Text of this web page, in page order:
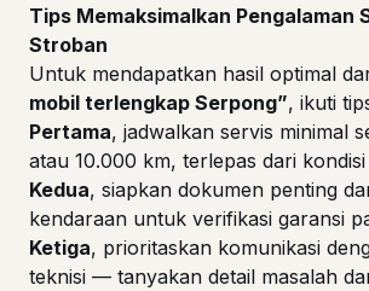
Tips Memaksimalkan Pengalaman
Stroban
Untuk mendapatkan hasil optimal
mobil terlengkap Serpong”, ikuti
Pertama, jadwalkan servis minimal
atau 10.000 km, terlepas dari
Kedua, siapkan dokumen penting
kendaraan untuk verifikasi garansi
Ketiga, prioritaskan komunikasi
teknisi — tanyakan detail masalah